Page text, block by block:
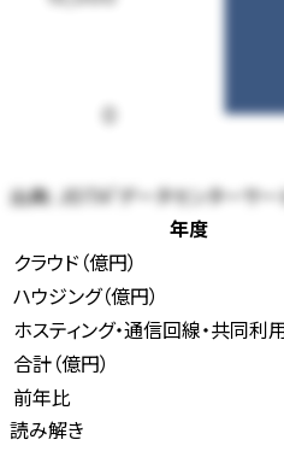
0
出典:JEITA「データセンターサ
年度
クラウド （億円）
ハウジング（億円）
ホスティング・通信回線・共同利
合計（億円）
前年比
読み解き